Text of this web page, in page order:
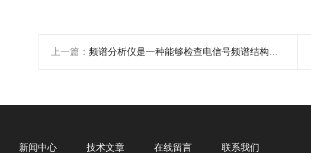
上一篇： 频谱分析仪是一种能够检查电信号频谱结构的工具
新闻中心 技术文章 在线留言 联系我们